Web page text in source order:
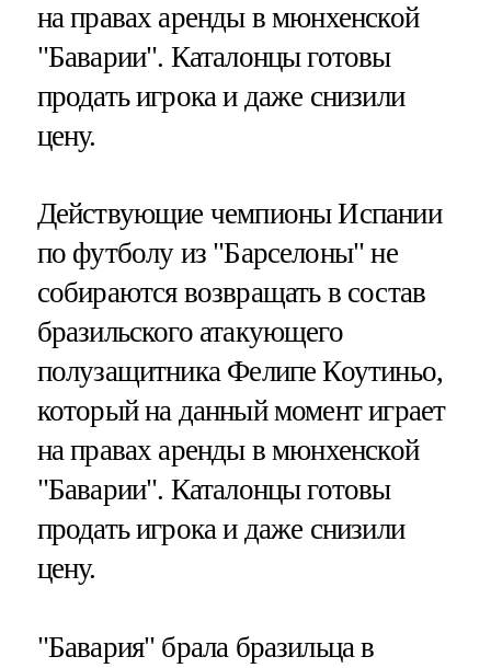
на правах аренды в мюнхенской
"Баварии". Каталонцы готовы
продать игрока и даже снизили
цену.
Действующие чемпионы Испании
по футболу из "Барселоны" не
собираются возвращать в состав
бразильского атакующего
полузащитника Фелипе Коутиньо,
который на данный момент играет
на правах аренды в мюнхенской
"Баварии". Каталонцы готовы
продать игрока и даже снизили
цену.
"Бавария" брала бразильца в